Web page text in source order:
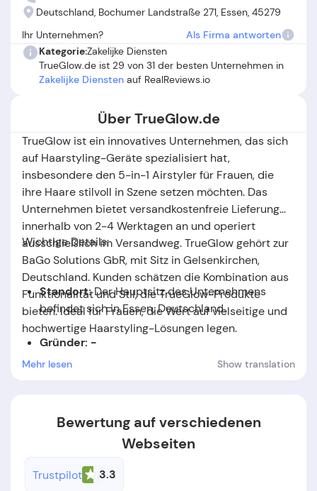
Gutscheinen gewährt werden. Auch die Erreichbarkeit des
Kundenservice sowie die Bearbeitung von Anfragen und
Reklamationen werden in mehreren TrueGlow.de
Bewertungen als unzureichend beschrieben. Verzögerte
Lieferungen, mangelhafte Produktqualität und
intransparente Rückgabebedingungen sind weitere
Interessierte die positiven Aspekte abwägen, aber die
kritisch berücksichtigen.
Deutschland, Bochumer Landstraße 271, Essen, 45279
Ihr Unternehmen?
Als Firma antworten
Kategorie:Zakelijke Diensten
TrueGlow.de ist 29 von 31 der besten Unternehmen in
Zakelijke Diensten auf RealReviews.io
Über TrueGlow.de
TrueGlow ist ein innovatives Unternehmen, das sich
auf Haarstyling-Geräte spezialisiert hat,
insbesondere den 5-in-1 Airstyler für Frauen, die
ihre Haare stilvoll in Szene setzen möchten. Das
Unternehmen bietet versandkostenfreie Lieferung
innerhalb von 2-4 Werktagen an und operiert
ausschließlich im Versandweg. TrueGlow gehört zur
BaGo Solutions GbR, mit Sitz in Gelsenkirchen,
Deutschland. Kunden schätzen die Kombination aus
Funktionalität und Stil, die TrueGlow-Produkte
bieten. Ideal für Frauen, die Wert auf vielseitige und
hochwertige Haarstyling-Lösungen legen.
Wichtige Details:
Standort:Der Hauptsitz des Unternehmens
befindet sich in Essen, Deutschland.
Gründer: -
Mehr lesen Show translation
Bewertung auf verschiedenen
Webseiten
Trustpilot 3.3